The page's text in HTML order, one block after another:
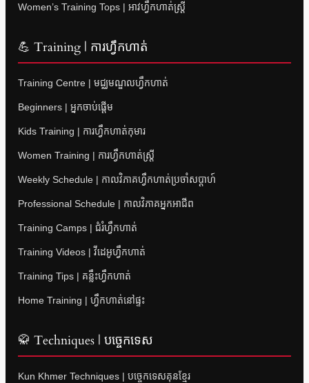
Women’s Training Tops | អាវហ្វឹកហាត់ស្ត្រី
💪 Training | ការហ្វឹកហាត់
Training Centre | មជ្ឈមណ្ឌលហ្វឹកហាត់
Beginners | អ្នកចាប់ផ្តើម
Kids Training | ការហ្វឹកហាត់កុមារ
Women Training | ការហ្វឹកហាត់ស្ត្រី
Weekly Schedule | កាលវិភាគហ្វឹកហាត់ប្រចាំសប្តាហ៍
Professional Schedule | កាលវិភាគអ្នកអាជីព
Training Camps | ជំរំហ្វឹកហាត់
Training Videos | វីដេអូហ្វឹកហាត់
Training Tips | គន្លឹះហ្វឹកហាត់
Home Training | ហ្វឹកហាត់នៅផ្ទះ
🥋 Techniques | បច្ចេកទេស
Kun Khmer Techniques | បច្ចេកទេសគុនខ្មែរ